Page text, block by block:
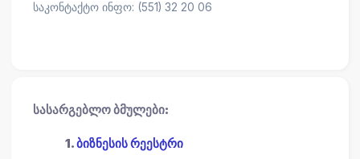
საკონტაქტო ინფო: (551) 32 20 06
სასარგებლო ბმულები:
1.ბიზნესის რეესტრი